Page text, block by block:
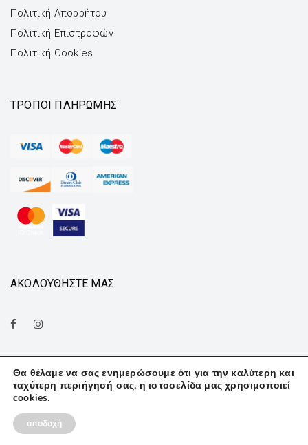
Πολιτική Απορρήτου
Πολιτική Επιστροφών
Πολιτική Cookies
ΤΡΌΠΟΙ ΠΛΗΡΩΜΉΣ
ΑΚΟΛΟΥΘΗΣΤΕ ΜΑΣ
© Finedeco . All rights reserved. |
Θα θέλαμε να σας ενημερώσουμε ότι για την καλύτερη και
ταχύτερη περιήγησή σας, η ιστοσελίδα μας χρησιμοποιεί
cookies.
αποδοχή